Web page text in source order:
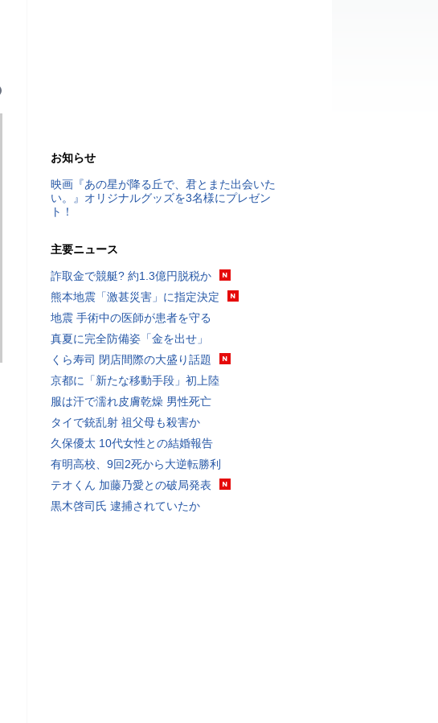
お知らせ
映画『あの星が降る丘で、君とまた出会いた
い。』オリジナルグッズを3名様にプレゼン
ト！
主要ニュース
詐取金で競艇? 約1.3億円脱税か
熊本地震「激甚災害」に指定決定
地震 手術中の医師が患者を守る
真夏に完全防備姿「金を出せ」
くら寿司 閉店間際の大盛り話題
京都に「新たな移動手段」初上陸
服は汗で濡れ皮膚乾燥 男性死亡
タイで銃乱射 祖父母も殺害か
久保優太 10代女性との結婚報告
有明高校、9回2死から大逆転勝利
テオくん 加藤乃愛との破局発表
黒木啓司氏 逮捕されていたか